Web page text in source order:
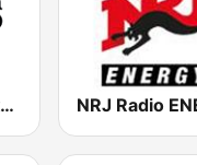
Радио Вероника 96.7 (Radio Veronika)